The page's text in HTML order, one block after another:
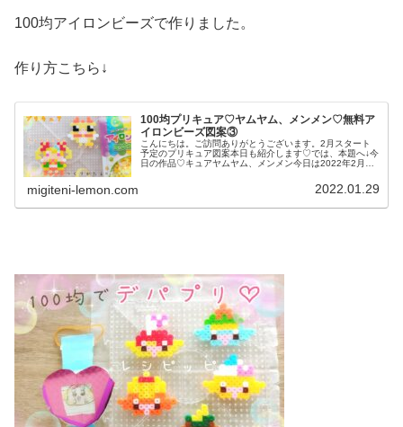
100均アイロンビーズで作りました。
作り方こちら↓
100均プリキュア♡ヤムヤム、メンメン♡無料ア
イロンビーズ図案③
こんにちは。ご訪問ありがとうございます。2月スタート
予定のプリキュア図案本日も紹介します♡では、本題へ↓今
日の作品♡キュアヤムヤム、メンメン今日は2022年2月ス
migiteni-lemon.com 2022.01.29